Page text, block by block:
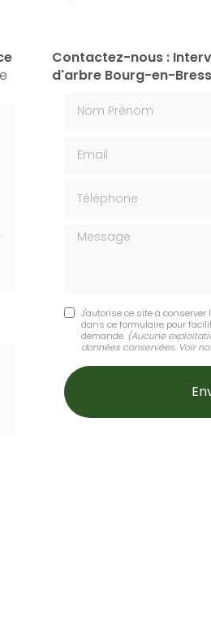
Contactez-nous :
d'arbre Bourg-en-
Message
J'autorise ce site à
dans ce formulaire pour
demande. (Aucune
données conservées. Voir